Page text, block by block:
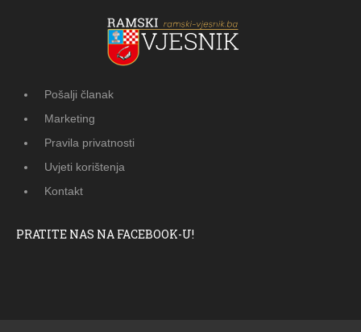
Pošalji članak
Marketing
Pravila privatnosti
Uvjeti korištenja
Kontakt
PRATITE NAS NA FACEBOOK-U!